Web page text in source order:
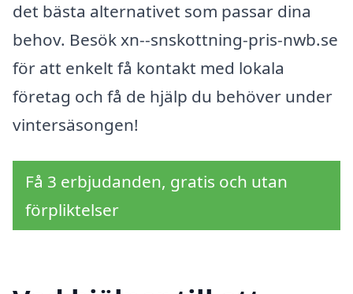
det bästa alternativet som passar dina
behov. Besök xn--snskottning-pris-nwb.se
för att enkelt få kontakt med lokala
företag och få de hjälp du behöver under
vintersäsongen!
Få 3 erbjudanden, gratis och utan
förpliktelser